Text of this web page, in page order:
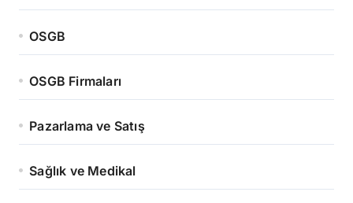
OSGB
OSGB Firmaları
Pazarlama ve Satış
Sağlık ve Medikal